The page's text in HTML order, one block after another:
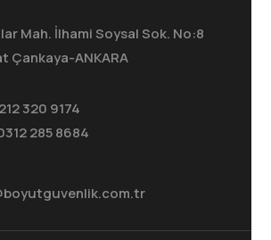
Mah. İlhami Soysal Sok. No:8
Çankaya-ANKARA
320 9174
285 8684